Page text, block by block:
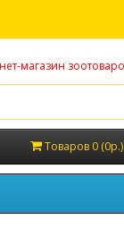
Товаров 0 (0р.)